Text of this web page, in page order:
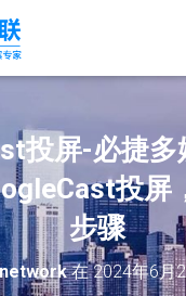
投屏-必捷多
投屏
步骤
在2024年6月